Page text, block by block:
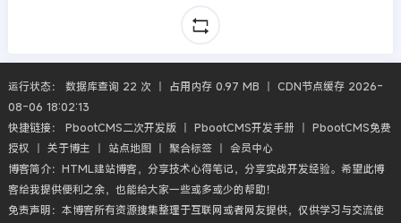
运行状态： 数据库查询 22 次 丨 占用内存 0.97 MB 丨 CDN节点缓存 2026-
08-06 18:02:13
快捷链接： PbootCMS二次开发版丨 PbootCMS开发手册 丨 PbootCMS免费
授权 丨 关于博主 丨 站点地图丨 聚合标签丨 会员中心
博客简介：HTML建站博客，分享技术心得笔记，分享实战开发经验。希望此博
客给我提供便利之余，也能给大家一些或多或少的帮助！
免责声明：本博客所有资源搜集整理于互联网或者网友提供，仅供学习与交流使